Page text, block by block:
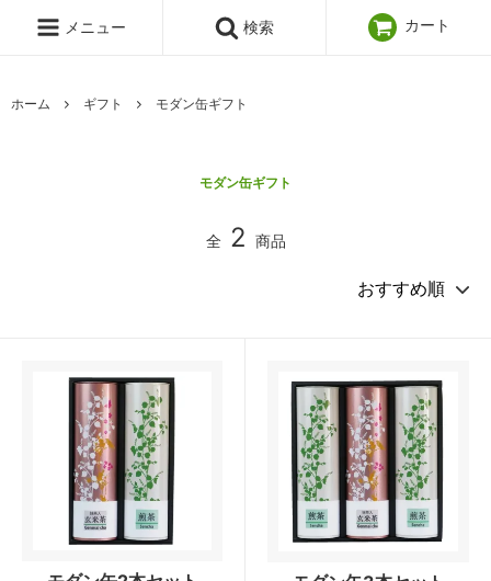
メニュー 検索 カート
ホーム ギフト モダン缶ギフト
モダン缶ギフト
全 2 商品